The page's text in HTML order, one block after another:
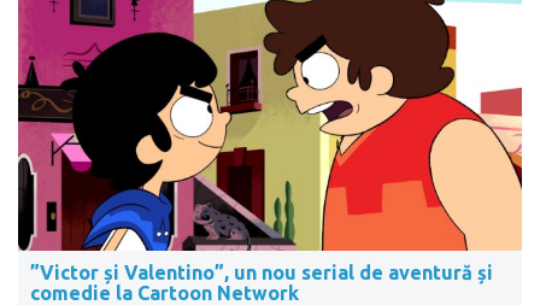
”Victor și Valentino”, un nou serial de aventură și
comedie la Cartoon Network